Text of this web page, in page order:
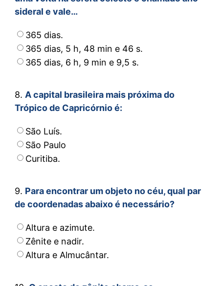
sideral e vale…
365 dias.
365 dias, 5 h, 48 min e 46 s.
365 dias, 6 h, 9 min e 9,5 s.
8. A capital brasileira mais próxima do
Trópico de Capricórnio é:
São Luís.
São Paulo
Curitiba.
9. Para encontrar um objeto no céu, qual par
de coordenadas abaixo é necessário?
Altura e azimute.
Zênite e nadir.
Altura e Almucântar.